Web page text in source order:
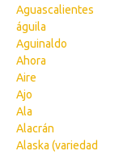
Aguascalientes
águila
Aguinaldo
Ahora
Aire
Ajo
Ala
Alacrán
Alaska (variedad